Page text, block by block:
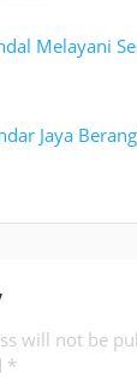
Melayani
Jaya
will not be
*